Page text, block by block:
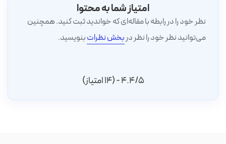
امتیاز شما به محتوا
نظر خود را در رابطه با مقاله‌ای که خواندید ثبت کنید. همچنین
می‌توانید نظر خود را نظر دربخش نظراتبنویسید.
4.4/5 - (14 امتیاز)